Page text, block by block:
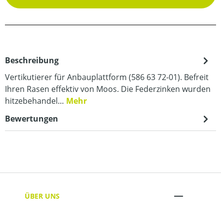
Beschreibung
Vertikutierer für Anbauplattform (586 63 72-01). Befreit
Ihren Rasen effektiv von Moos. Die Federzinken wurden
hitzebehandel… Mehr
Bewertungen
ÜBER UNS